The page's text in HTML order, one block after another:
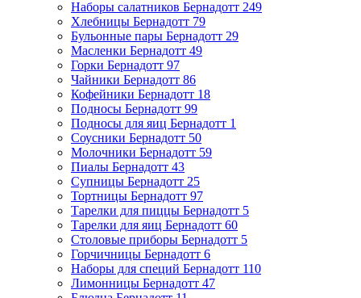
Наборы салатников Бернадотт 249
Хлебницы Бернадотт 79
Бульонные пары Бернадотт 29
Масленки Бернадотт 49
Горки Бернадотт 97
Чайники Бернадотт 86
Кофейники Бернадотт 18
Подносы Бернадотт 99
Подносы для яиц Бернадотт 1
Соусники Бернадотт 50
Молочники Бернадотт 59
Пиалы Бернадотт 43
Супницы Бернадотт 25
Тортницы Бернадотт 97
Тарелки для пиццы Бернадотт 5
Тарелки для яиц Бернадотт 60
Столовые приборы Бернадотт 5
Горчичницы Бернадотт 6
Наборы для специй Бернадотт 110
Лимонницы Бернадотт 47